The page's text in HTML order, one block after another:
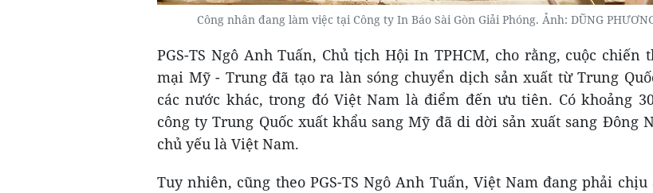
Công nhân đang làm việc tại Công ty In Báo Sài Gòn Giải Phóng. Ảnh: DŨNG
PGS-TS Ngô Anh Tuấn, Chủ tịch Hội In TPHCM, cho rằng, cuộc chiến
mại Mỹ - Trung đã tạo ra làn sóng chuyển dịch sản xuất từ Trung
các nước khác, trong đó Việt Nam là điểm đến ưu tiên. Có khoảng
công ty Trung Quốc xuất khẩu sang Mỹ đã di dời sản xuất sang Đông
chủ yếu là Việt Nam.
Tuy nhiên, cũng theo PGS-TS Ngô Anh Tuấn, Việt Nam đang phải chịu